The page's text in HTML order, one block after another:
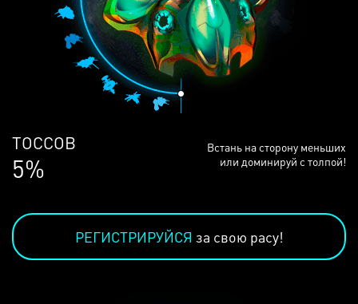
ЛЮДЕЙ
68%
Встань на сторону меньших
или доминируй с толпой!
РЕГИСТРИРУЙСЯ за свою расу!